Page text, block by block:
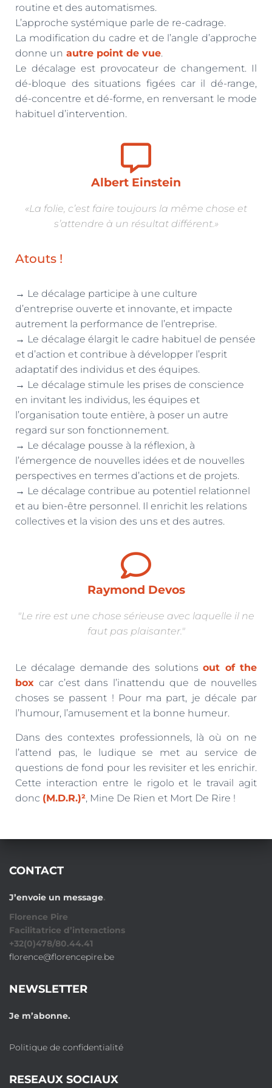
N
routine et des automatismes.
L’approche systémique parle de re-cadrage.
La modification du cadre et de l’angle d’approche
donne un autre point de vue.
Le décalage est provocateur de changement. Il
dé-bloque des situations figées car il dé-range,
dé-concentre et dé-forme, en renversant le mode
habituel d’intervention.
Albert Einstein
«La folie, c’est faire toujours la même chose et
s’attendre à un résultat différent.»
Atouts !
→ Le décalage participe à une culture
d’entreprise ouverte et innovante, et impacte
autrement la performance de l’entreprise.
→ Le décalage élargit le cadre habituel de pensée
et d’action et contribue à développer l’esprit
adaptatif des individus et des équipes.
→ Le décalage stimule les prises de conscience
en invitant les individus, les équipes et
l’organisation toute entière, à poser un autre
regard sur son fonctionnement.
→ Le décalage pousse à la réflexion, à
l’émergence de nouvelles idées et de nouvelles
perspectives en termes d’actions et de projets.
→ Le décalage contribue au potentiel relationnel
et au bien-être personnel. Il enrichit les relations
collectives et la vision des uns et des autres.
Raymond Devos
"Le rire est une chose sérieuse avec laquelle il ne
faut pas plaisanter."
Le décalage demande des solutionsout of the
boxcar c’est dans l’inattendu que de nouvelles
choses se passent ! Pour ma part, je décale par
l’humour, l’amusement et la bonne humeur.
Dans des contextes professionnels, là où on ne
l’attend pas, le ludique se met au service de
questions de fond pour les revisiter et les enrichir.
Cette interaction entre le rigolo et le travail agit
donc (M.D.R.)², Mine De Rien et Mort De Rire !
CONTACT
J’envoie un message.
Florence Pire
Facilitatrice d’interactions
+32(0)478/80.44.41
florence@florencepire.be
NEWSLETTER
Je m’abonne.
Politique de confidentialité
RESEAUX SOCIAUX